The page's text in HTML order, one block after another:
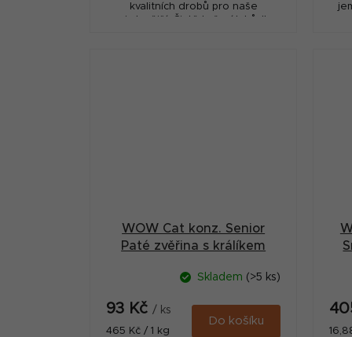
kvalitních drobů pro naše
nejmlsnější. Čistě kuřecí lahůdka
WOW Cat konz. Senior
Paté zvěřina s králíkem
Skladem (>5 ks)
93 Kč / ks
Měrná
465 Kč / 1 kg
Do košíku